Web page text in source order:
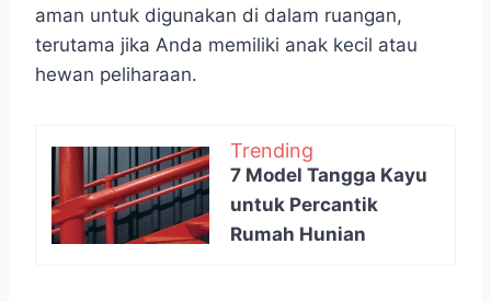
aman untuk digunakan di dalam ruangan,
terutama jika Anda memiliki anak kecil atau
hewan peliharaan.
Trending
7 Model Tangga Kayu
untuk Percantik
Rumah Hunian